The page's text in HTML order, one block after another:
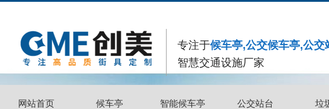
专注于候车亭,公交候车亭,公
智慧交通设施厂家
网站首页 候车亭 智能候车亭 公交站台 垃